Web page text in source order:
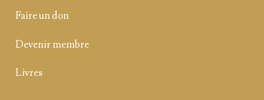
Faire un don
Devenir membre
Livres